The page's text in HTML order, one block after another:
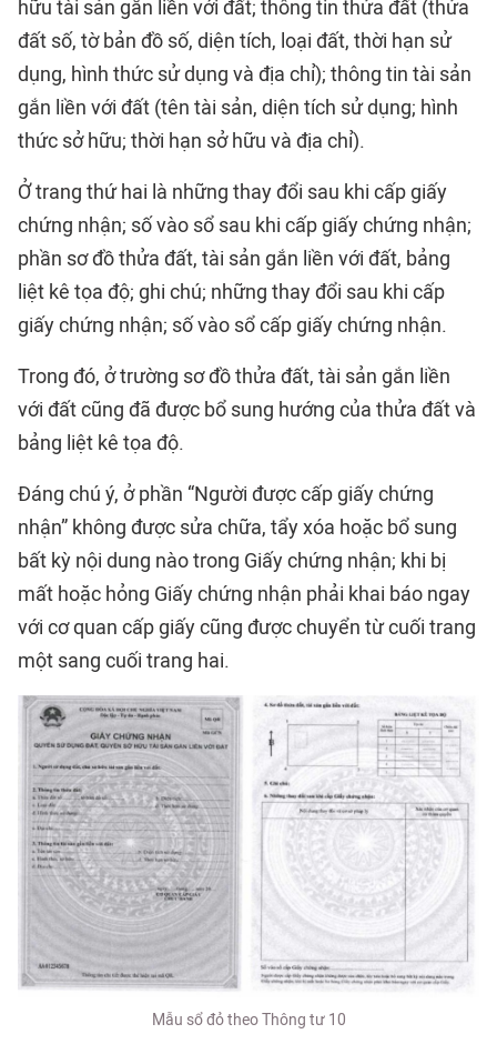
hữu tài sản gắn liền với đất; thông tin thửa đất (thửa
đất số, tờ bản đồ số, diện tích, loại đất, thời hạn sử
dụng, hình thức sử dụng và địa chỉ); thông tin tài sản
gắn liền với đất (tên tài sản, diện tích sử dụng; hình
thức sở hữu; thời hạn sở hữu và địa chỉ).
Ở trang thứ hai là những thay đổi sau khi cấp giấy
chứng nhận; số vào sổ sau khi cấp giấy chứng nhận;
phần sơ đồ thửa đất, tài sản gắn liền với đất, bảng
liệt kê tọa độ; ghi chú; những thay đổi sau khi cấp
giấy chứng nhận; số vào sổ cấp giấy chứng nhận.
Trong đó, ở trường sơ đồ thửa đất, tài sản gắn liền
với đất cũng đã được bổ sung hướng của thửa đất và
bảng liệt kê tọa độ.
Đáng chú ý, ở phần “Người được cấp giấy chứng
nhận” không được sửa chữa, tẩy xóa hoặc bổ sung
bất kỳ nội dung nào trong Giấy chứng nhận; khi bị
mất hoặc hỏng Giấy chứng nhận phải khai báo ngay
với cơ quan cấp giấy cũng được chuyển từ cuối trang
một sang cuối trang hai.
Mẫu sổ đỏ theo Thông tư 10